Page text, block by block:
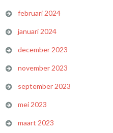
februari 2024
januari 2024
december 2023
november 2023
september 2023
mei 2023
maart 2023